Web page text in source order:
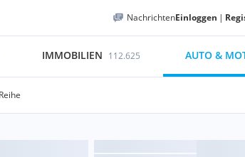
NachrichtenEinloggen |
IMMOBILIEN 112.625 AUTO &